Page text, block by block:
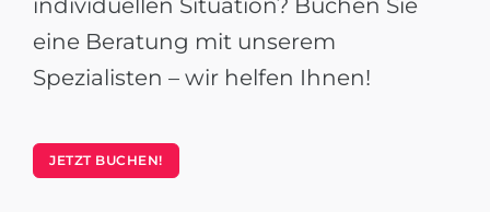
individuellen Situation? Buchen Sie
eine Beratung mit unserem
Spezialisten – wir helfen Ihnen!
JETZT BUCHEN!